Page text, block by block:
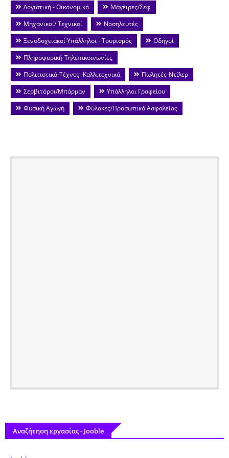
Λογιστική - Οικονομικά
Μάγειρες/Σεφ
Μηχανικοί/ Τεχνικοί
Νοσηλευτές
Ξενοδοχειακοί Υπάλληλοι - Τουρισμός
Οδηγοί
Πληροφορική-Τηλεπικοινωνίες
Πολιτιστικά-Τέχνες -Καλλιτεχνικά
Πωλητές-Ντίλερ
Σερβιτόροι/Μπάρμαν
Υπάλληλοι Γραφείου
Φυσική Αγωγή
Φύλακες/Προσωπικό Ασφαλείας
Αναζήτηση εργασίας - Jooble